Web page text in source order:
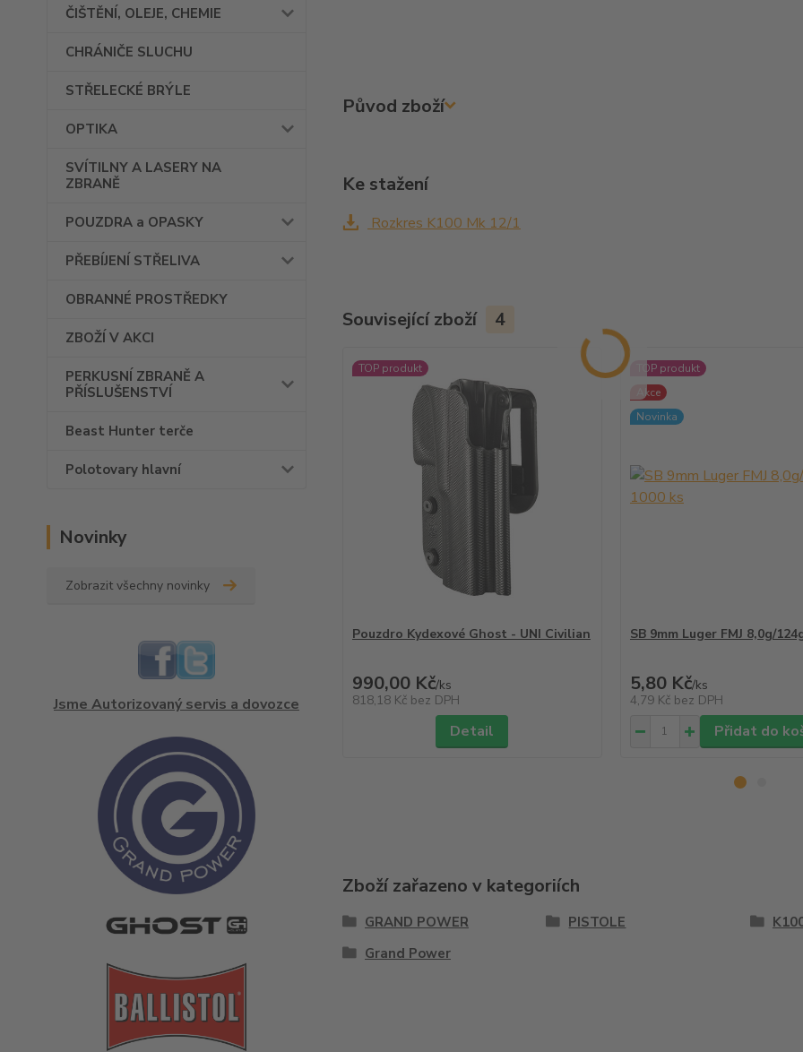
ČIŠTĚNÍ, OLEJE, CHEMIE
CHRÁNIČE SLUCHU
STŘELECKÉ BRÝLE
OPTIKA
SVÍTILNY A LASERY NA
ZBRANĚ
POUZDRA a OPASKY
PŘEBÍJENÍ STŘELIVA
OBRANNÉ PROSTŘEDKY
ZBOŽÍ V AKCI
PERKUSNÍ ZBRANĚ A
PŘÍSLUŠENSTVÍ
Beast Hunter terče
Polotovary hlavní
Novinky
Zobrazit všechny novinky
Jsme Autorizovaný servis a dovozce
Původ zboží
Ke stažení
Rozkres K100 Mk 12/1
Související zboží 4
TOP produkt
Pouzdro Kydexové Ghost - UNI Civilian
990,00 Kč/ks
818,18 Kč bez DPH
Detail
TOP produkt
Akce
Novinka
SB 9mm Luger FMJ 8,0g/
5,80 Kč/ks
4,79 Kč bez DPH
Přidat do
Zboží zařazeno v kategoriích
GRAND POWER PISTOLE
Grand Power